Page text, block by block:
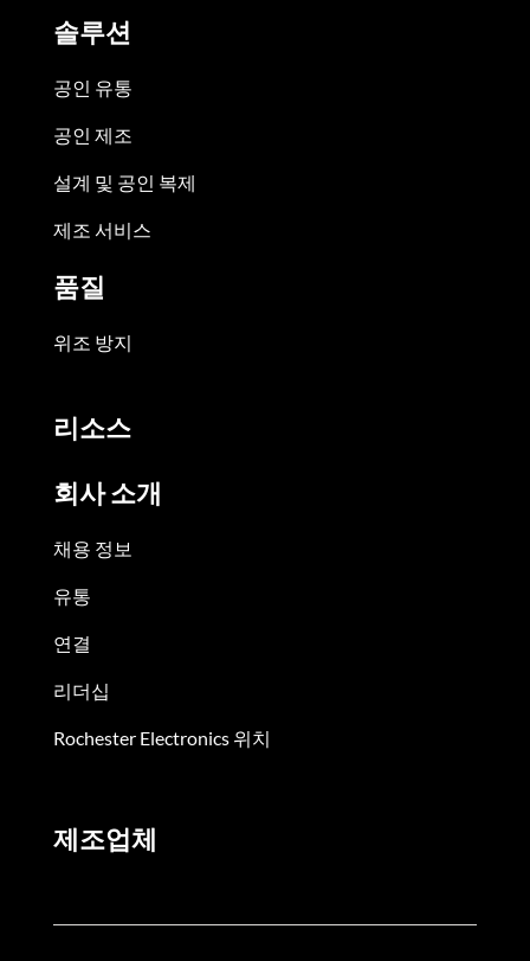
솔루션
공인 유통
공인 제조
설계 및 공인 복제
제조 서비스
품질
위조 방지
리소스
회사 소개
채용 정보
유통
연결
리더십
Rochester Electronics 위치
제조업체